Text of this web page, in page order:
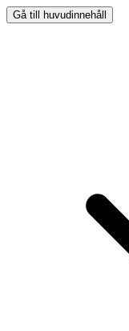
Gå till huvudinnehåll